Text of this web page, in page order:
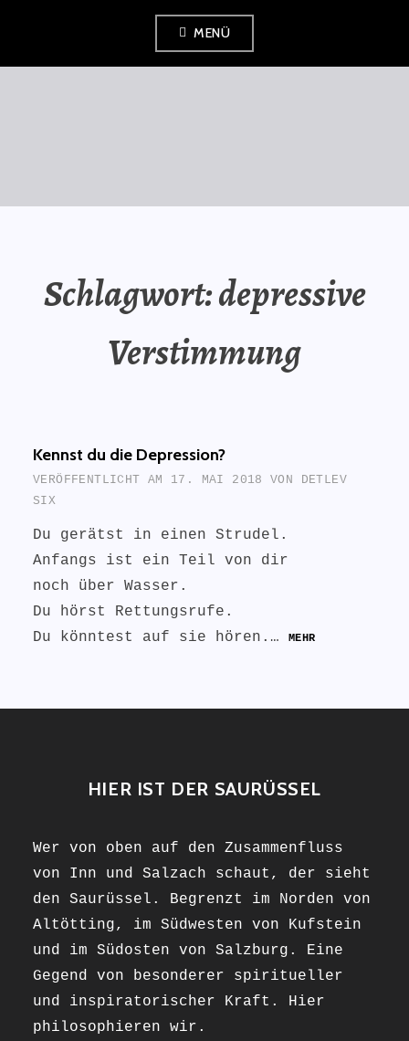
springen
MENÜ
Schlagwort:depressive
Verstimmung
Kennst du die Depression?
VERÖFFENTLICHT AM 17. MAI 2018 VON DETLEV
SIX
Du gerätst in einen Strudel.
Anfangs ist ein Teil von dir
noch über Wasser.
Du hörst Rettungsrufe.
Du könntest auf sie hören.…
MEHR
HIER IST DER SAURÜSSEL
Wer von oben auf den Zusammenfluss
von Inn und Salzach schaut, der sieht
den Saurüssel. Begrenzt im Norden von
Altötting, im Südwesten von Kufstein
und im Südosten von Salzburg. Eine
Gegend von besonderer spiritueller
und inspiratorischer Kraft. Hier
philosophieren wir.